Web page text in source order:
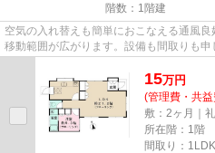
階数：1階建
空気の入れ替えも簡単におこなえる通風
移動範囲が広がります。設備も間取りも申
て物件です。初期費用のカード...
15万円
(管理費・共
敷：2ヶ月｜
所在階：1階
間取り：1LDK